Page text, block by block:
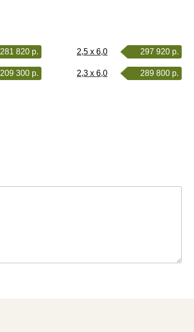
281 820 р. 2,5 x 6,0 297 920 р.
209 300 р. 2,3 x 6,0 289 800 р.